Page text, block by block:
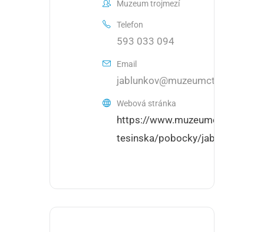
Muzeum trojmezí
Telefon
593 033 094
Email
jablunkov@muzeumct.cz
Webová stránka
https://www.muzeumct.cz/
tesinska/pobocky/jablunkov